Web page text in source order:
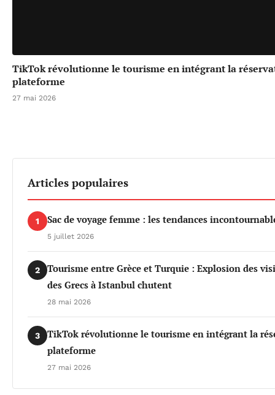
TikTok révolutionne le tourisme en intégrant la
plateforme
27 mai 2026
Articles populaires
1 Sac de voyage femme : les tendances
5 juillet 2026
2
Tourisme entre Grèce et Turquie : Explosion des
des Grecs à Istanbul chutent
28 mai 2026
3
TikTok révolutionne le tourisme en intégrant la
plateforme
27 mai 2026